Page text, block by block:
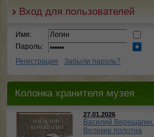
Вход для пользователей
Имя:
Пароль:
Регистрация
Забыли пароль?
Колонка хранителя музея
27.01.2026
Василий Верещагин.
Великие полотна